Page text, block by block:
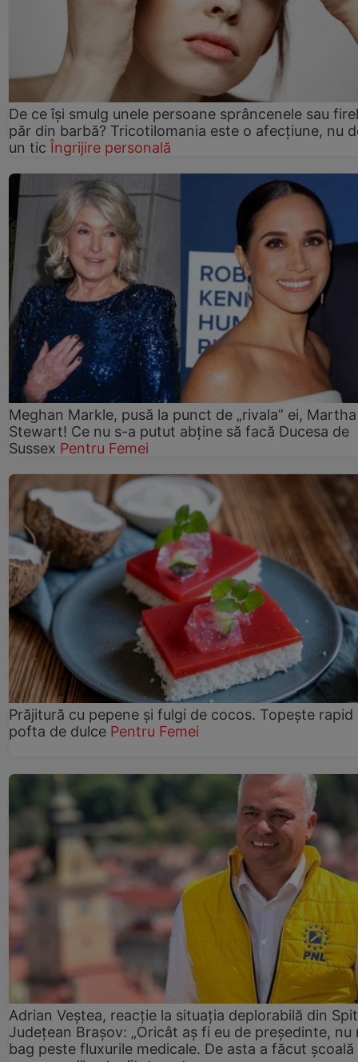
De ce își smulg unele persoane sprâncenele sau
păr din barbă? Tricotilomania este o afecțiune, nu
un tic Îngrijire personală
Meghan Markle, pusă la punct de „rivala” ei, Martha
Stewart! Ce nu s-a putut abține să facă Ducesa de
Sussex Pentru Femei
Prăjitură cu pepene şi fulgi de cocos. Topește rapid
pofta de dulce Pentru Femei
Adrian Veștea, reacție la situația deplorabilă din
Județean Brașov: „Oricât aș fi eu de președinte, nu
bag peste fluxurile medicale. De asta a făcut școală